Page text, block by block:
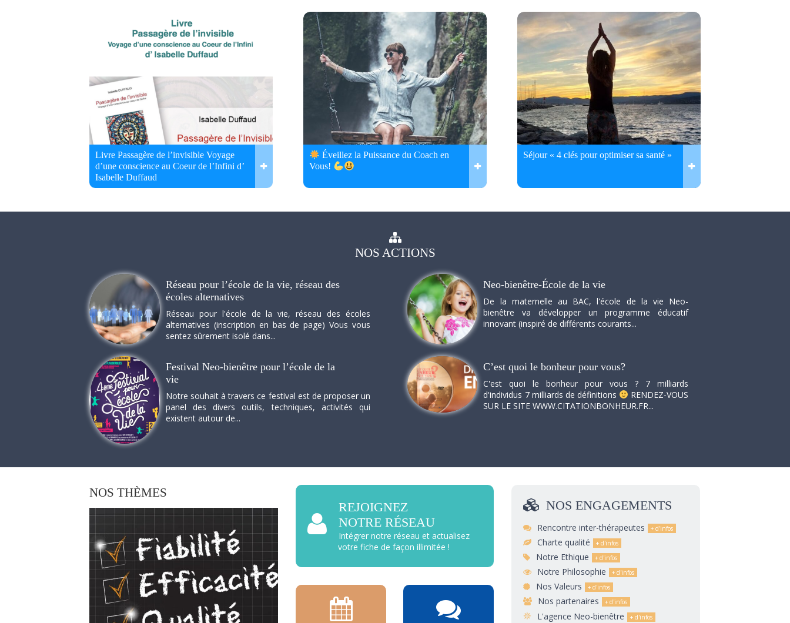
Livre Passagère de l’invisible Voyage
d’une conscience au Coeur de l’Infini d’
Isabelle Duffaud
Éveillez la Puissance du Coach en
Vous!
Séjour « 4 clés pour optimiser sa santé »
NOS ACTIONS
Réseau pour l’école de la vie, réseau des
écoles alternatives
Réseau pour l'école de la vie, réseau des écoles
alternatives (inscription en bas de page) Vous vous
sentez sûrement isolé dans...
Neo-bienêtre-École de la vie
De la maternelle au BAC, l'école de la vie Neo-
bienêtre va développer un programme éducatif
innovant (inspiré de différents courants...
Festival Neo-bienêtre pour l’école de la
vie
Notre souhait à travers ce festival est de proposer un
panel des divers outils, techniques, activités qui
existent autour de...
C’est quoi le bonheur pour vous?
C'est quoi le bonheur pour vous ? 7 milliards
d'individus 7 milliards de définitions
RENDEZ-VOUS
SUR LE SITE WWW.CITATIONBONHEUR.FR...
NOS THÈMES
REJOIGNEZ
NOTRE RÉSEAU
Intégrer notre réseau et actualisez
votre fiche de façon illimitée !
NOS ENGAGEMENTS
Rencontre inter-thérapeutes
Charte qualité
Notre Ethique
Notre Philosophie
Nos Valeurs
Nos partenaires
L'agence Neo-bienêtre